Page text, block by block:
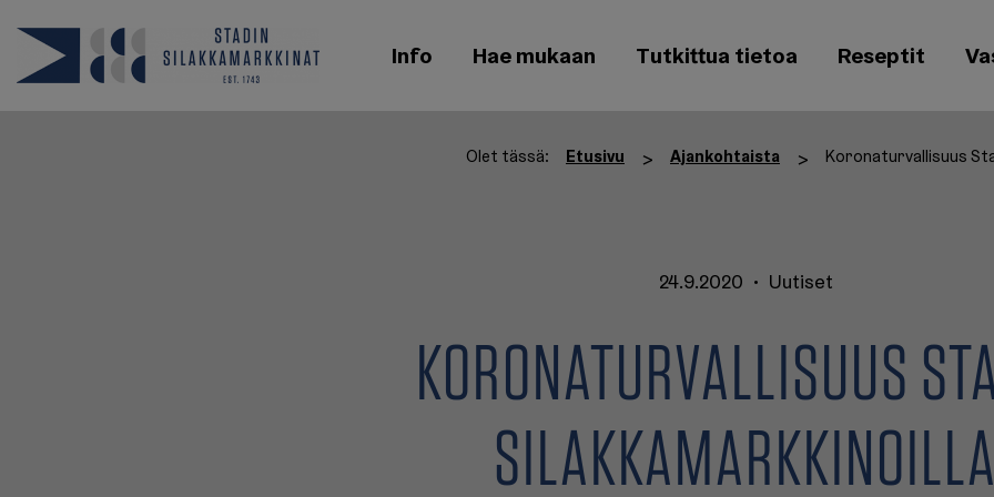
Info Hae mukaan Tutkittua tietoa Reseptit
Olet tässä: Etusivu > Ajankohtaista >
24.9.2020 • Uutiset
KORONATURVALLISUUS
SILAKKAMARKKINOILLA